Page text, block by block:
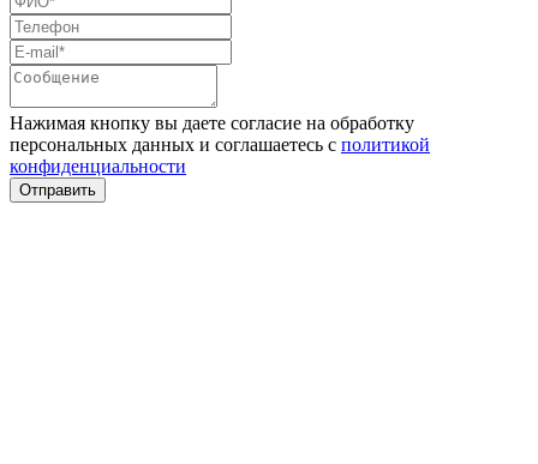
Нажимая кнопку вы даете согласие на обработку
персональных данных и соглашаетесь с политикой
конфиденциальности